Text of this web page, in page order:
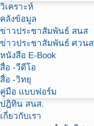
วิเคราะห์
คลังข้อมูล
ข่าวประชาสัมพันธ์ สนส
ข่าวประชาสัมพันธ์ ศวนส
หนังสือ E-Book
สื่อ -วีดีโอ
สื่อ -วิทยุ
คู่มือ แบบฟอร์ม
ปฎิทิน สนส.
เกี่ยวกับเรา